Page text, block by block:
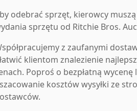
odebrać sprzęt, kierowcy
sprzętu od Ritchie Bros.
z zaufanymi
klientom znalezienie
Poproś o bezpłatną
kosztów wysyłki ze